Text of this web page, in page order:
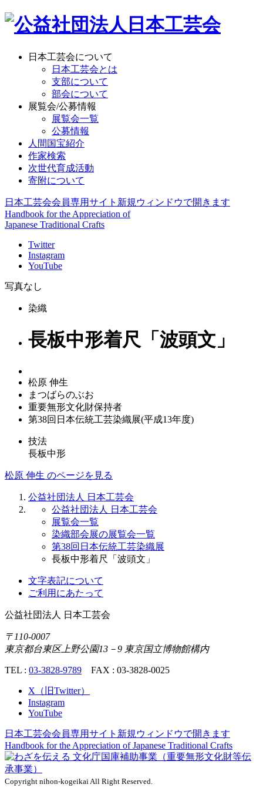
日本工芸会について
日本工芸会とは
支部について
部会について
展覧会/公募情報
展覧会一覧
公募情報
人間国宝紹介
作家検索
次世代育成活動
寄附について
日本工芸会会員専用サイト 新規ウィンドウで開きます
Handbook for the Appreciation of
Japanese Traditional Crafts
Twitter
Instagram
YouTube
写真なし
染織
長板中形着尺「波頭文」
松原 伸生
まつばらのぶお
重要無形文化財保持者
第38回日本伝統工芸染織展(平成13年度)
技法
長板中形
松原 伸生 のページを見る
公益社団法人 日本工芸会
公益社団法人 日本工芸会
展覧会一覧
染織部会展の展覧会一覧
第38回日本伝統工芸染織展
長板中形着尺「波頭文」
文字表記について
ご利用にあたって
公益社団法人 日本工芸会
〒110-0007
東京都台東区上野公園13－9 東京国立博物館構内
TEL : 03-3828-9789 FAX : 03-3828-0025
X（旧Twitter）
Instagram
YouTube
日本工芸会会員専用サイト 新規ウィンドウで開きます
Handbook for the Appreciation ofJapanese Traditional Crafts
Copyright nihon-kogeikai All Right Reserved.